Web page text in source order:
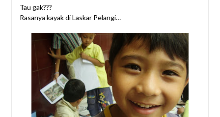
Tau gak???
Rasanya kayak di Laskar Pelangi…